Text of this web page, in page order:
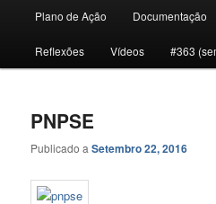
para
o
para
o
Plano de Ação Documentação
Reflexões Vídeos #363
PNPSE
Publicado aSetembro 22, 2016